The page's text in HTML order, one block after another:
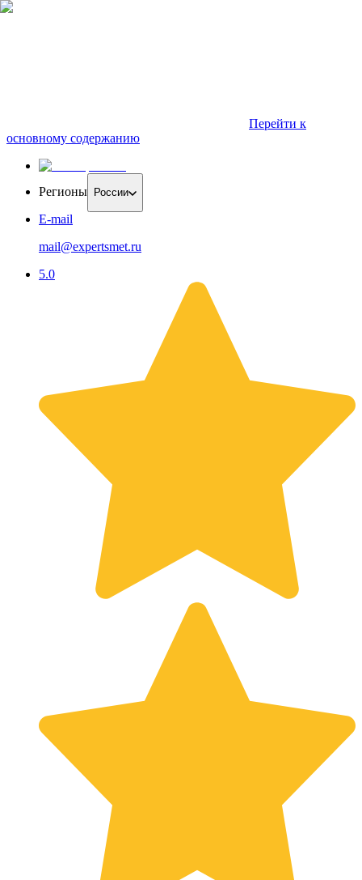
Перейти к
основному содержанию
Регионы России
E-mail
mail@expertsmet.ru
5.0